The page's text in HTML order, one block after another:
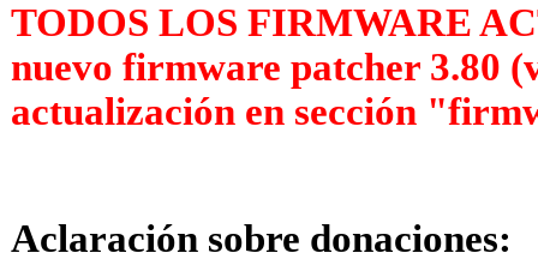
TODOS LOS FIRMWARE
nuevo firmware patcher 3.80
actualización en sección
Aclaración sobre donaciones: